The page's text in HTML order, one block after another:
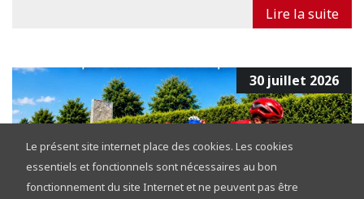
Lire la suite
30 juillet 2026
Le présent site internet place des cookies. Les cookies
essentiels et fonctionnels sont nécessaires au bon
fonctionnement du site Internet et ne peuvent pas être